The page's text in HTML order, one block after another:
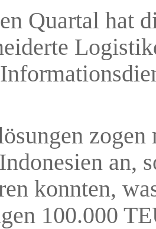
Quartal hat
an,
konnten,
100.000